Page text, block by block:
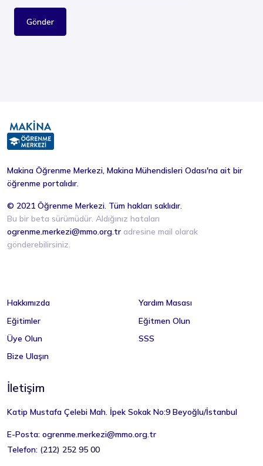
Gönder
Makina Öğrenme Merkezi, Makina Mühendisleri Odası'na ait bir
öğrenme portalıdır.
© 2021 Öğrenme Merkezi. Tüm hakları saklıdır.
Bu bir beta sürümüdür. Aldığınız hataları
ogrenme.merkezi@mmo.org.tr adresine mail olarak
gönderebilirsiniz.
Hakkımızda
Eğitimler
Üye Olun
Bize Ulaşın
Yardım Masası
Eğitmen Olun
SSS
İletişim
Katip Mustafa Çelebi Mah. İpek Sokak No:9 Beyoğlu/İstanbul
E-Posta: ogrenme.merkezi@mmo.org.tr
Telefon: (212) 252 95 00